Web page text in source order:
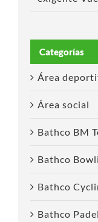
Categorías
Área
Área social
Bathco BM
Bathco
Bathco
Bathco